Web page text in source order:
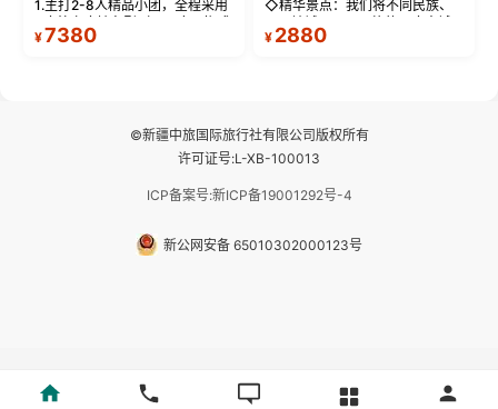
1.主打2-8人精品小团，全程采用
座舱），提供VIP级别的舒适出行
¥7380
◇精华景点：我们将不同民族、
—【大理古城、丽江古城、香格
¥ 2880
©新疆中旅国际旅行社有限公司版权所有
许可证号:L-XB-100013
ICP备案号:新ICP备19001292号-4
新公网安备 65010302000123号